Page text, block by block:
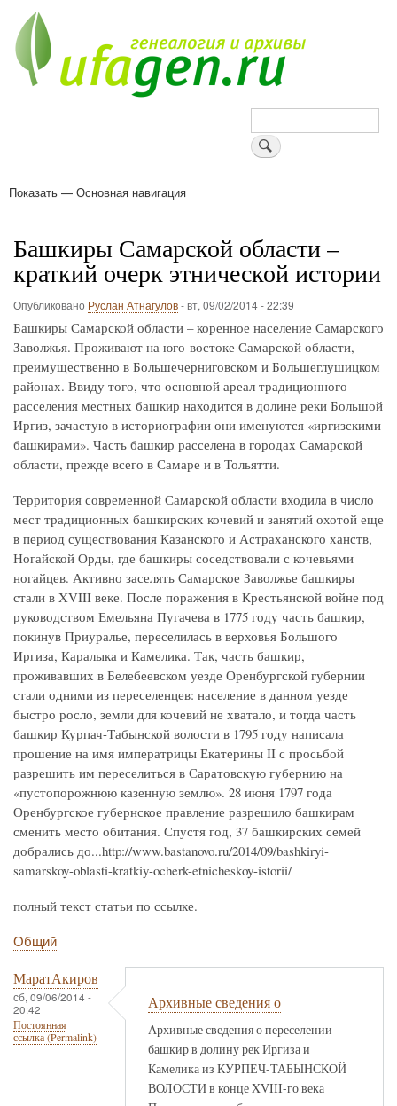
основному
содержанию
Поиск
Основная
Показать — Основная навигация
Башкиры Самарской области –
краткий очерк этнической истории
Опубликовано Руслан Атнагулов-вт, 09/02/2014 - 22:39
Башкиры Самарской области – коренное население Самарского
Заволжья. Проживают на юго-востоке Самарской области,
преимущественно в Большечерниговском и Большеглушицком
районах. Ввиду того, что основной ареал традиционного
расселения местных башкир находится в долине реки Большой
Иргиз, зачастую в историографии они именуются «иргизскими
башкирами». Часть башкир расселена в городах Самарской
области, прежде всего в Самаре и в Тольятти.
Территория современной Самарской области входила в число
мест традиционных башкирских кочевий и занятий охотой еще
в период существования Казанского и Астраханского ханств,
Ногайской Орды, где башкиры соседствовали с кочевьями
ногайцев. Активно заселять Самарское Заволжье башкиры
стали в XVIII веке. После поражения в Крестьянской войне под
руководством Емельяна Пугачева в 1775 году часть башкир,
покинув Приуралье, переселилась в верховья Большого
Иргиза, Каралыка и Камелика. Так, часть башкир,
проживавших в Белебеевском уезде Оренбургской губернии
стали одними из переселенцев: население в данном уезде
быстро росло, земли для кочевий не хватало, и тогда часть
башкир Курпач-Табынской волости в 1795 году написала
прошение на имя императрицы Екатерины II с просьбой
разрешить им переселиться в Саратовскую губернию на
«пустопорожнюю казенную землю». 28 июня 1797 года
Оренбургское губернское правление разрешило башкирам
сменить место обитания. Спустя год, 37 башкирских семей
добрались до...http://www.bastanovo.ru/2014/09/bashkiryi-
samarskoy-oblasti-kratkiy-ocherk-etnicheskoy-istorii/
полный текст статьи по ссылке.
Общий
МаратАкиров
сб, 09/06/2014 -
20:42
Постоянная
ссылка (Permalink)
Архивные сведения о
Архивные сведения о переселении
башкир в долину рек Иргиза и
Камелика из КУРПЕЧ-ТАБЫНСКОЙ
ВОЛОСТИ в конце XVIII-го века